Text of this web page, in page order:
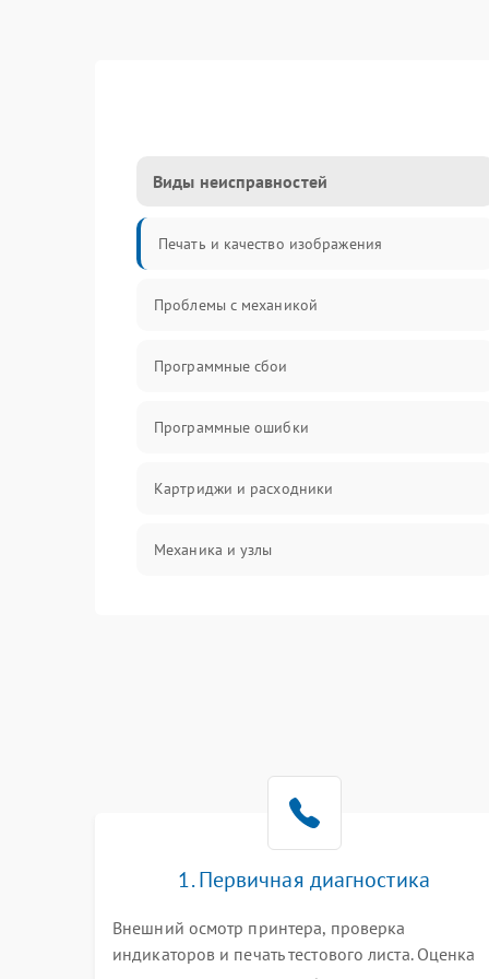
Виды неисправностей
Печать и качество изображения
Проблемы с механикой
Программные сбои
Программные ошибки
Картриджи и расходники
Механика и узлы
1. Первичная диагностика
Внешний осмотр принтера, проверка
индикаторов и печать тестового листа. Оценка